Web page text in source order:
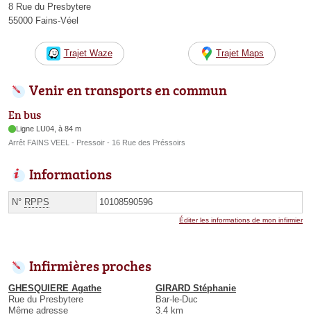
8 Rue du Presbytere
55000 Fains-Véel
Trajet Waze Trajet Maps
Venir en transports en commun
En bus
Ligne LU04, à 84 m
Arrêt FAINS VEEL - Pressoir - 16 Rue des Préssoirs
Informations
N° RPPS 10108590596
Éditer les informations de mon infirmier
Infirmières proches
GHESQUIERE Agathe
Rue du Presbytere
Même adresse
GIRARD Stéphanie
Bar-le-Duc
3.4 km